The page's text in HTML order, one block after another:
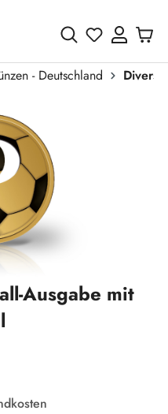
Du hast 0
- Deutschland
Ausgabe mit